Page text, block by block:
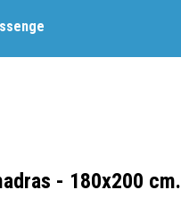
- 180x200 cm.